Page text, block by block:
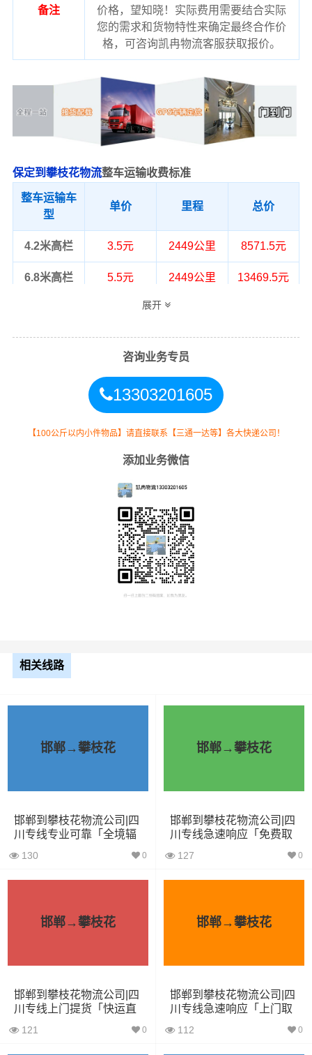
备注
价格，望知晓！实际费用需要结合实际
您的需求和货物特性来确定最终合作价
格，可咨询凯冉物流客服获取报价。
保定到攀枝花物流整车运输收费标准
整车运输车
型
单价 里程 总价
4.2米高栏 3.5元 2449公里 8571.5元
6.8米高栏 5.5元 2449公里 13469.5元
2449公里
13米高栏 8.5元 2449公里 20816.5元
整车运输价格计算方式通常是按单价×公
考，不作为最终成交价格，望知晓！
3.2米货车 9.6立方 1.2吨 3.2×1.5×2
5.2米货车 31立方 8吨 5.2×2.4×2.6
13米货车 80立方 33吨 13×2.4×2.8
17.5米货车 130立方 33吨 17.5×3×2.8
展开
咨询业务专员
13303201605
【100公斤以内小件物品】请直接联系【三通一达等】各大快递公司！
添加业务微信
相关线路
邯郸→攀枝花
邯郸到攀枝花物流公司|四
川专线专业可靠「全境辐
130 0
邯郸→攀枝花
邯郸到攀枝花物流公司|四
川专线急速响应「免费取
127 0
邯郸→攀枝花
邯郸到攀枝花物流公司|四
川专线上门提货「快运直
121 0
邯郸→攀枝花
邯郸到攀枝花物流公司|四
川专线急速响应「上门取
112 0